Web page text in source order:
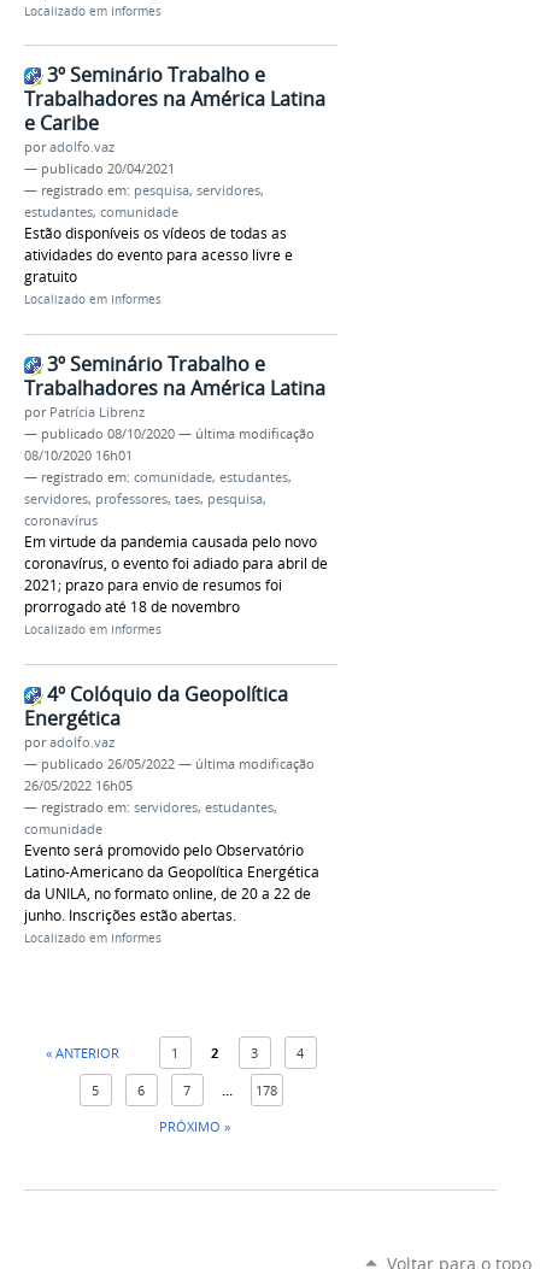
Localizado em Informes
3º Seminário Trabalho e
Trabalhadores na América Latina
e Caribe
poradolfo.vaz
— publicado 20/04/2021
— registrado em: pesquisa, servidores,
estudantes, comunidade
Estão disponíveis os vídeos de todas as
atividades do evento para acesso livre e
gratuito
Localizado em Informes
3º Seminário Trabalho e
Trabalhadores na América Latina
por Patrícia Librenz
— publicado 08/10/2020 — última modificação
08/10/2020 16h01
— registrado em: comunidade, estudantes,
servidores, professores, taes, pesquisa,
coronavírus
Em virtude da pandemia causada pelo novo
coronavírus, o evento foi adiado para abril de
2021; prazo para envio de resumos foi
prorrogado até 18 de novembro
Localizado em Informes
4º Colóquio da Geopolítica
Energética
poradolfo.vaz
— publicado 26/05/2022 — última modificação
26/05/2022 16h05
— registrado em: servidores, estudantes,
comunidade
Evento será promovido pelo Observatório
Latino-Americano da Geopolítica Energética
da UNILA, no formato online, de 20 a 22 de
junho. Inscrições estão abertas.
Localizado em Informes
« ANTERIOR 1 2 3 4
5 6 7
178
PRÓXIMO »
Voltar para o topo